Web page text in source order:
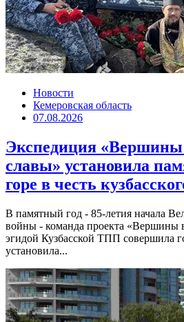
Новости
Кемеровская область
07.08.2026
Экспедиция «Вершины
славы» установила
горе в честь
В памятный год - 85-летия начала
войны - команда проекта «Вершины
эгидой Кузбасской ТПП совершила
установила...